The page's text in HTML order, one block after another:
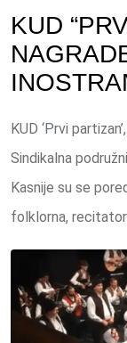
KUD
KUD ‘Prvi
Sindikalna
Kasnije su se
folklorna,